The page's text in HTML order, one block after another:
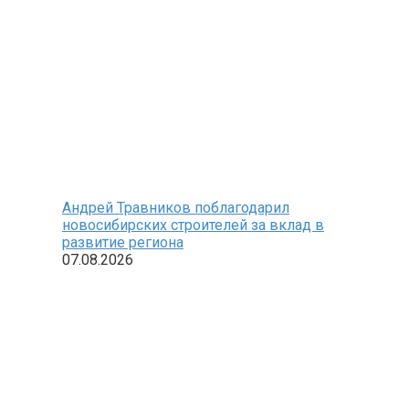
Андрей Травников поблагодарил
новосибирских строителей за вклад в
развитие региона
07.08.2026